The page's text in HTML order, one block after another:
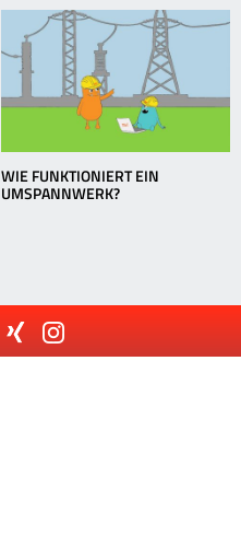
WIE FUNKTIONIERT EIN
UMSPANNWERK?